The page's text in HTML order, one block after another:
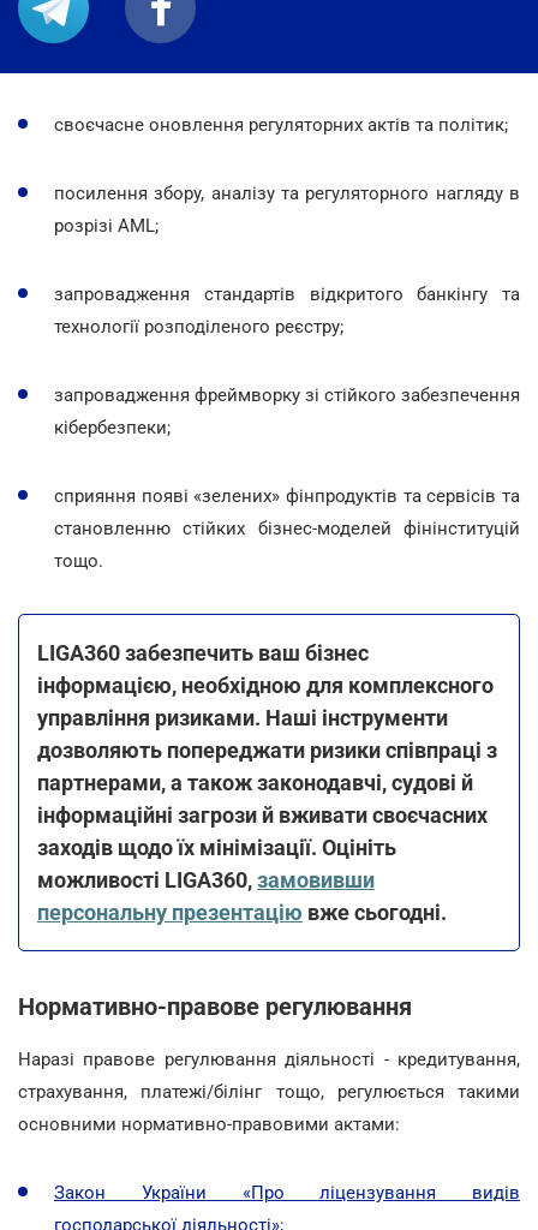
своєчасне оновлення регуляторних актів та політик;
посилення збору, аналізу та регуляторного нагляду в
розрізі AML;
запровадження стандартів відкритого банкінгу та
технології розподіленого реєстру;
запровадження фреймворку зі стійкого забезпечення
кібербезпеки;
сприяння появі «зелених» фінпродуктів та сервісів та
становленню стійких бізнес-моделей фінінституцій
тощо.
LIGA360 забезпечить ваш бізнес
інформацією, необхідною для комплексного
управління ризиками. Наші інструменти
дозволяють попереджати ризики співпраці з
партнерами, а також законодавчі, судові й
інформаційні загрози й вживати своєчасних
заходів щодо їх мінімізації. Оцініть
можливості LIGA360,замовивши
персональну презентацію вже сьогодні.
Нормативно-правове регулювання
Наразі правове регулювання діяльності - кредитування,
страхування, платежі/білінг тощо, регулюється такими
основними нормативно-правовими актами:
Закон України «Про ліцензування видів
господарської діяльності»;